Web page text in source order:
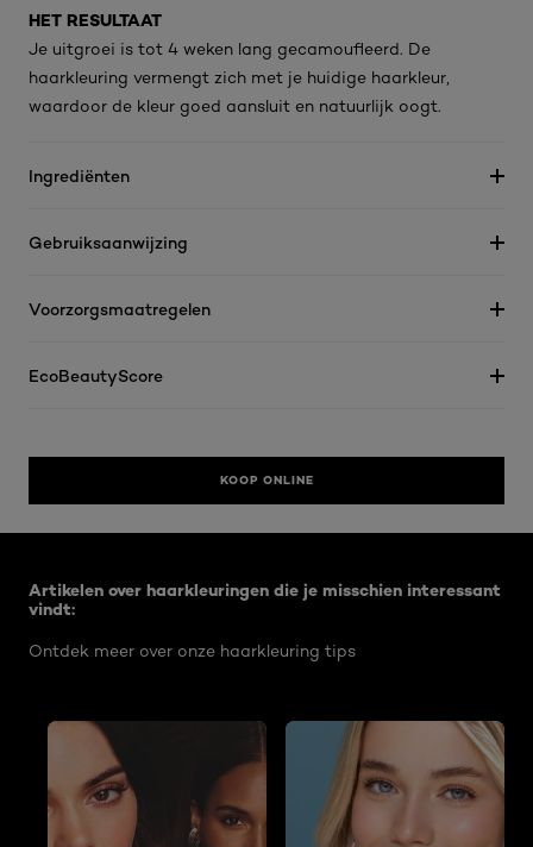
HET RESULTAAT
Je uitgroei is tot 4 weken lang gecamoufleerd. De
haarkleuring vermengt zich met je huidige haarkleur,
waardoor de kleur goed aansluit en natuurlijk oogt.
Ingrediënten
Gebruiksaanwijzing
Voorzorgsmaatregelen
EcoBeautyScore
KOOP ONLINE
Artikelen over haarkleuringen die je misschien interessant
vindt:
Ontdek meer over onze haarkleuring tips